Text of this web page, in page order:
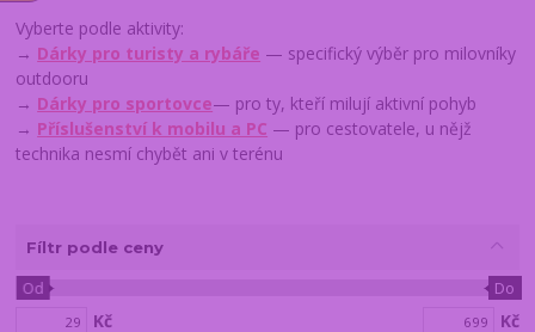
Vyberte podle aktivity:
→ Dárky pro turisty a rybáře — specifický výběr pro milovníky
outdooru
→ Dárky pro sportovce— pro ty, kteří milují aktivní pohyb
→ Příslušenství k mobilu a PC — pro cestovatele, u nějž
technika nesmí chybět ani v terénu
Fíltr podle ceny
Kč
Od Do
Kč